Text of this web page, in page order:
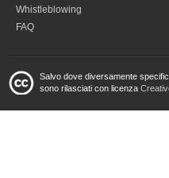
Whistleblowing
FAQ
Salvo dove diversamente
sono rilasciati con licenza